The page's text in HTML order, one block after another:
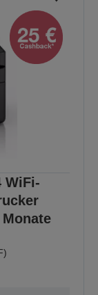
WiFi-